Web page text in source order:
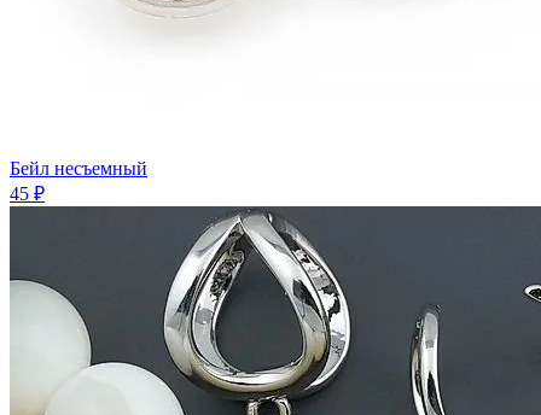
Бейл несъемный
45 ₽